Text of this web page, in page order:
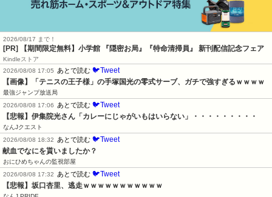
2026/08/17 まで！
[PR] 【期間限定無料】小学館 『隠密お局』『特命清掃員』 新刊配信記念フェア
Kindleストア
2026/08/08 17:05
あとで読む 🐦Tweet
【画像】「テニスの王子様」の手塚国光の零式サーブ、ガチで強すぎるｗｗｗｗ
最強ジャンプ放送局
2026/08/08 17:06
あとで読む 🐦Tweet
【悲報】伊集院光さん「カレーにじゃがいもはいらない」・・・・・・・・・
なんJクエスト
2026/08/08 18:32
あとで読む 🐦Tweet
献血でなにを貰いましたか？
おにひめちゃんの監視部屋
2026/08/08 17:32
あとで読む 🐦Tweet
【悲報】坂口杏里、逃走ｗｗｗｗｗｗｗｗｗｗｗ